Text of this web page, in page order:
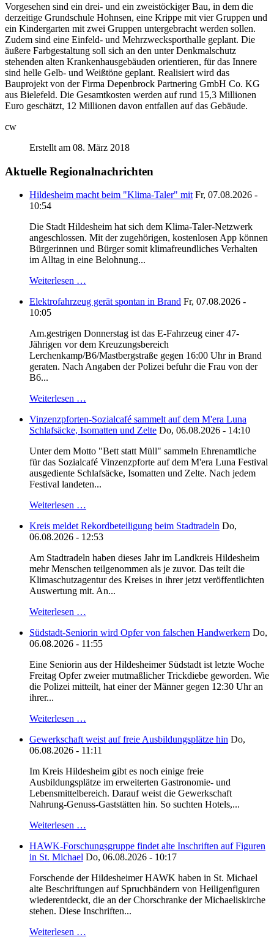
Vorgesehen sind ein drei- und ein zweistöckiger Bau, in dem die
derzeitige Grundschule Hohnsen, eine Krippe mit vier Gruppen und
ein Kindergarten mit zwei Gruppen untergebracht werden sollen.
Zudem sind eine Einfeld- und Mehrzwecksporthalle geplant. Die
äußere Farbgestaltung soll sich an den unter Denkmalschutz
stehenden alten Krankenhausgebäuden orientieren, für das Innere
sind helle Gelb- und Weißtöne geplant. Realisiert wird das
Bauprojekt von der Firma Depenbrock Partnering GmbH Co. KG
aus Bielefeld. Die Gesamtkosten werden auf rund 15,3 Millionen
Euro geschätzt, 12 Millionen davon entfallen auf das Gebäude.
cw
Erstellt am 08. März 2018
Aktuelle Regionalnachrichten
Hildesheim macht beim "Klima-Taler" mit Fr, 07.08.2026 -
10:54
Die Stadt Hildesheim hat sich dem Klima-Taler-Netzwerk
angeschlossen. Mit der zugehörigen, kostenlosen App können
Bürgerinnen und Bürger somit klimafreundliches Verhalten
im Alltag in eine Belohnung...
Weiterlesen …
Elektrofahrzeug gerät spontan in Brand Fr, 07.08.2026 -
10:05
Am.gestrigen Donnerstag ist das E-Fahrzeug einer 47-
Jährigen vor dem Kreuzungsbereich
Lerchenkamp/B6/Mastbergstraße gegen 16:00 Uhr in Brand
geraten. Nach Angaben der Polizei befuhr die Frau von der
B6...
Weiterlesen …
Vinzenzpforten-Sozialcafé sammelt auf dem M'era Luna
Schlafsäcke, Isomatten und Zelte Do, 06.08.2026 - 14:10
Unter dem Motto "Bett statt Müll" sammeln Ehrenamtliche
für das Sozialcafé Vinzenzpforte auf dem M'era Luna Festival
ausgediente Schlafsäcke, Isomatten und Zelte. Nach jedem
Festival landeten...
Weiterlesen …
Kreis meldet Rekordbeteiligung beim Stadtradeln Do,
06.08.2026 - 12:53
Am Stadtradeln haben dieses Jahr im Landkreis Hildesheim
mehr Menschen teilgenommen als je zuvor. Das teilt die
Klimaschutzagentur des Kreises in ihrer jetzt veröffentlichten
Auswertung mit. An...
Weiterlesen …
Südstadt-Seniorin wird Opfer von falschen Handwerkern Do,
06.08.2026 - 11:55
Eine Seniorin aus der Hildesheimer Südstadt ist letzte Woche
Freitag Opfer zweier mutmaßlicher Trickdiebe geworden. Wie
die Polizei mitteilt, hat einer der Männer gegen 12:30 Uhr an
ihrer...
Weiterlesen …
Gewerkschaft weist auf freie Ausbildungsplätze hin Do,
06.08.2026 - 11:11
Im Kreis Hildesheim gibt es noch einige freie
Ausbildungsplätze im erweiterten Gastronomie- und
Lebensmittelbereich. Darauf weist die Gewerkschaft
Nahrung-Genuss-Gaststätten hin. So suchten Hotels,...
Weiterlesen …
HAWK-Forschungsgruppe findet alte Inschriften auf Figuren
in St. Michael Do, 06.08.2026 - 10:17
Forschende der Hildesheimer HAWK haben in St. Michael
alte Beschriftungen auf Spruchbändern von Heiligenfiguren
wiederentdeckt, die an der Chorschranke der Michaeliskirche
stehen. Diese Inschriften...
Weiterlesen …